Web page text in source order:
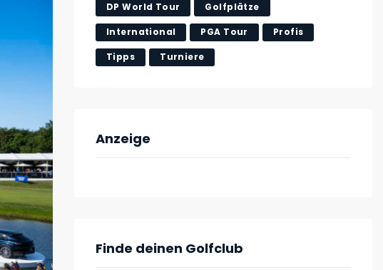
DP World Tour Golfplätze
International PGA Tour Profis
Tipps Turniere
Anzeige
Finde deinen Golfclub